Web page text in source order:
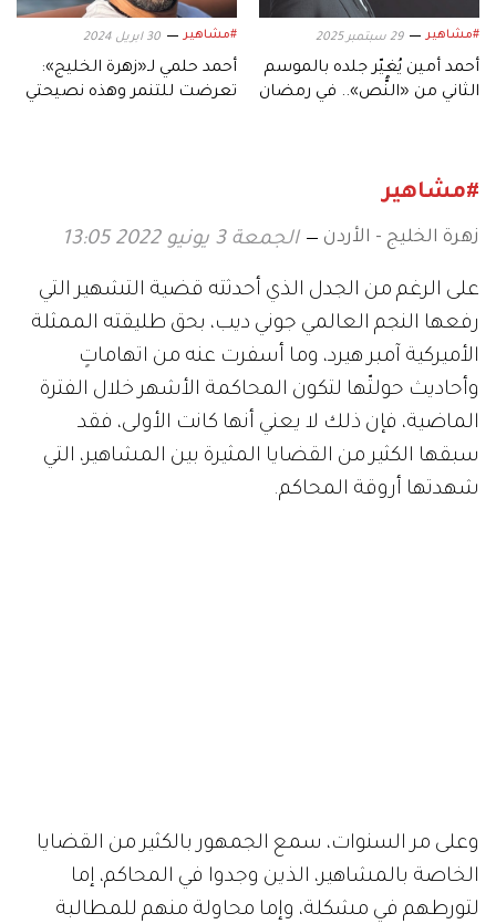
#مشاهير 29 سبتمبر 2025
أحمد أمين يُغيّر جلده بالموسم
الثاني من «النُّص».. في رمضان
#مشاهير 30 ابريل 2024
أحمد حلمي لـ«زهرة الخليج»:
تعرضت للتنمر وهذه نصيحتي
#مشاهير
زهرة الخليج - الأردن الجمعة 3 يونيو 2022 13:05
على الرغم من الجدل الذي أحدثته قضية التشهير التي
رفعها النجم العالمي جوني ديب، بحق طليقته الممثلة
الأميركية آمبر هيرد، وما أسفرت عنه من اتهاماتٍ
وأحاديث حولتّها لتكون المحاكمة الأشهر خلال الفترة
الماضية، فإن ذلك لا يعني أنها كانت الأولى، فقد
سبقها الكثير من القضايا المثيرة بين المشاهير، التي
شهدتها أروقة المحاكم.
وعلى مر السنوات، سمع الجمهور بالكثير من القضايا
الخاصة بالمشاهير، الذين وجدوا في المحاكم، إما
لتورطهم في مشكلة، وإما محاولة منهم للمطالبة